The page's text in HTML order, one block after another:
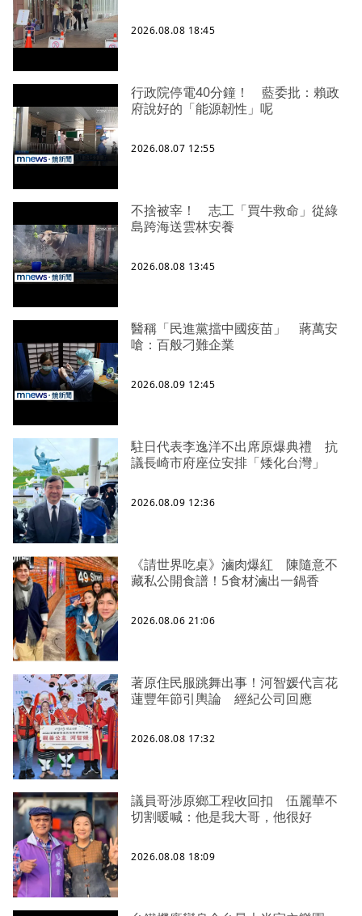
2026.08.08 18:45
行政院停電40分鐘！ 藍委批：賴政
府說好的「能源韌性」呢
2026.08.07 12:55
不捨被宰！ 志工「買牛救命」從綠
島跨海送雲林安養
2026.08.08 13:45
醫稱「民進黨擋中國疫苗」 蔣萬安
嗆：百般刁難企業
2026.08.09 12:45
駐日代表李逸洋不出席原爆典禮 抗
議長崎市府座位安排「矮化台灣」
2026.08.09 12:36
《請世界吃桌》滷肉爆紅 陳隨意不
藏私公開食譜！5食材滷出一鍋香
2026.08.06 21:06
著原住民服跳舞出事！河智媛代言花
蓮豐年節引輿論 經紀公司回應
2026.08.08 17:32
議員哥涉原鄉工程收回扣 伍麗華不
切割暖喊：他是我大哥，他很好
2026.08.08 18:09